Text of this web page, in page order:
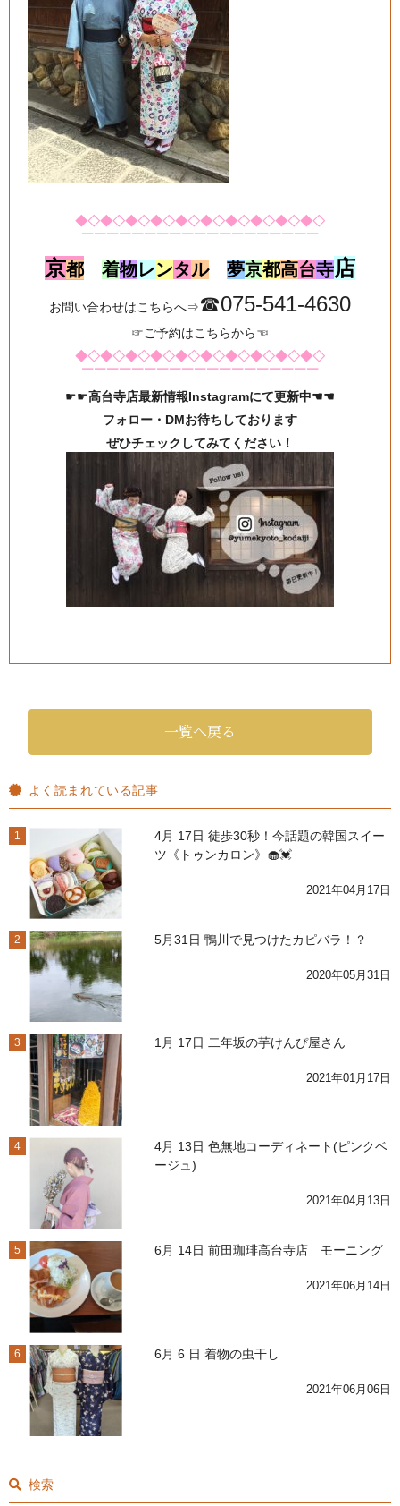
◆◇◆◇◆◇◆◇◆◇◆◇◆◇◆◇◆◇◆◇
￣￣￣￣￣￣￣￣￣￣￣￣￣￣￣￣￣￣￣
京都 着物レンタル 夢京都高台寺店
お問い合わせはこちらへ⇒☎075-541-4630
☞ご予約はこちらから☜
◆◇◆◇◆◇◆◇◆◇◆◇◆◇◆◇◆◇◆◇
￣￣￣￣￣￣￣￣￣￣￣￣￣￣￣￣￣￣￣
☛☛高台寺店最新情報Instagramにて更新中☚☚
フォロー・DMお待ちしております
ぜひチェックしてみてください！
一覧へ戻る
よく読まれている記事
1
4月 17日 徒歩30秒！今話題の韓国スイー
ツ《トゥンカロン》🧁💓
2021年04月17日
2 5月31日 鴨川で見つけたカピバラ！？
2020年05月31日
3 1月 17日 二年坂の芋けんぴ屋さん
2021年01月17日
4
4月 13日 色無地コーディネート(ピンクベ
ージュ)
2021年04月13日
5 6月 14日 前田珈琲高台寺店 モーニング
2021年06月14日
6 6月 6 日 着物の虫干し
2021年06月06日
検索